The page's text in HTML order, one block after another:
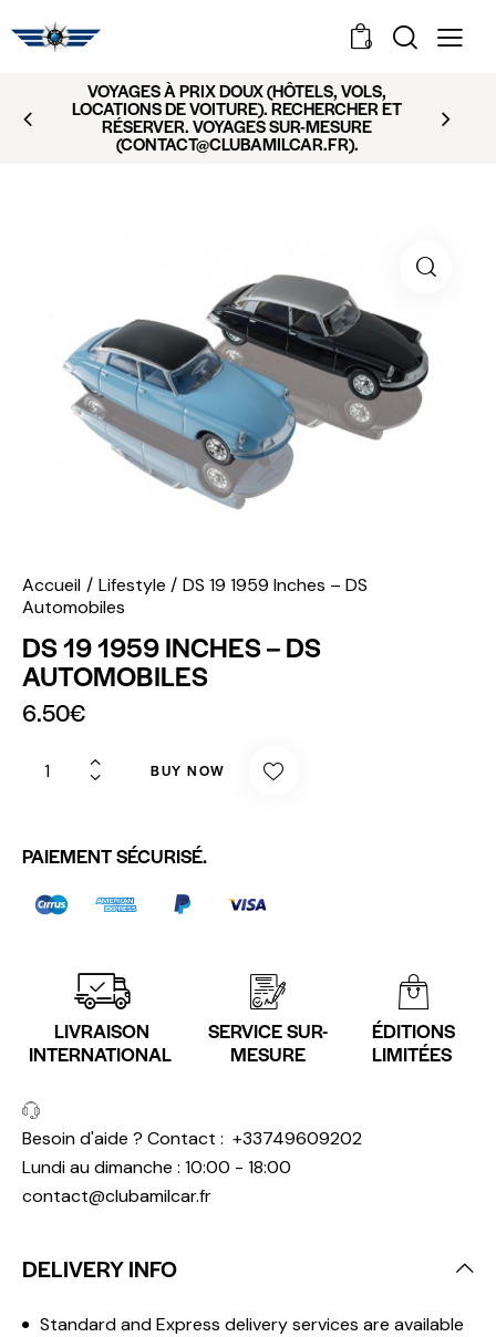
0
VOYAGES À PRIX DOUX (HÔTELS, VOLS,
LOCATIONS DE VOITURE). RECHERCHER ET
RÉSERVER. VOYAGES SUR-MESURE
(CONTACT@CLUBAMILCAR.FR).
Accueil Lifestyle
DS 19 1959 Inches – DS
Automobiles
DS 19 1959 INCHES – DS
AUTOMOBILES
6.50€
BUY NOW
PAIEMENT SÉCURISÉ.
LIVRAISON
INTERNATIONAL
SERVICE SUR-
MESURE
ÉDITIONS
LIMITÉES
Besoin d'aide ? Contact : +33749609202
Lundi au dimanche : 10:00 - 18:00
contact@clubamilcar.fr
DELIVERY INFO
Standard and Express delivery services are available